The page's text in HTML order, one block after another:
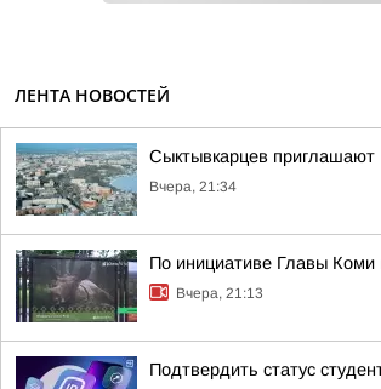
ЛЕНТА НОВОСТЕЙ
Сыктывкарцев приглашают
Вчера, 21:34
По инициативе Главы Коми
Вчера, 21:13
Подтвердить статус